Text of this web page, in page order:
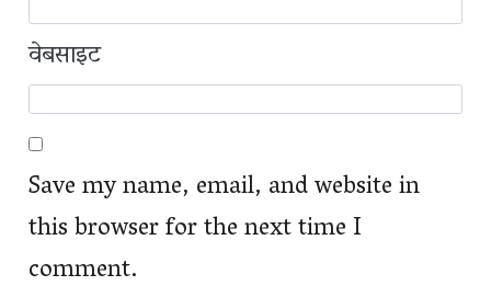
वेबसाइट
Save my name, email, and website in
this browser for the next time I
comment.